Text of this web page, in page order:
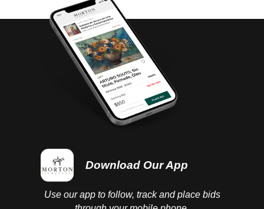
Download Our App
Use our app to follow, track and place bids